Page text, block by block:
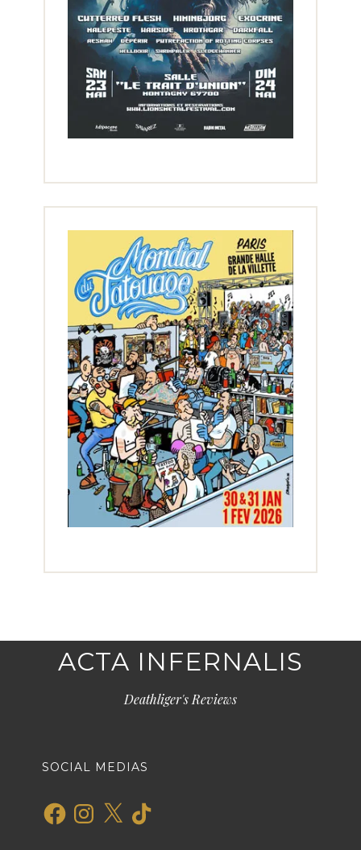
ACTA INFERNALIS
Deathliger's Reviews
SOCIAL MEDIAS
FacebookInstagram
X TikTok